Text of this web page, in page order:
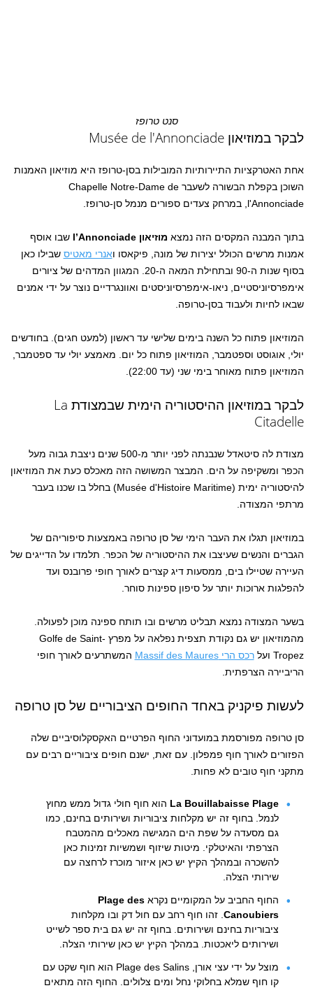
סנט טרופז
לבקר במוזיאון Musée de l'Annonciade
אחת האטרקציות התיירותיות המובילות בסן-טרופז היא מוזיאון האמנות
השוכן בקפלת הבשורה לשעבר Chapelle Notre-Dame de
l'Annonciade, במרחק צעדים ספורים מנמל סן-טרופז.
בתוך המבנה המקסים הזה נמצא מוזיאון l’Annonciade
שבו אוסף
אמנות מרשים הכולל יצירות של מונה, פיקאסו ואנרי מאטיס שבילו כאן
בסוף שנות ה-90 ובתחילת המאה ה-20. המגוון המדהים של ציורים
אימפרסיוניסטיים, ניאו-אימפרסיוניסטים ואוונגרדיים נוצר על ידי אמנים
שבאו לחיות ולעבוד בסן-טרופה.
המוזיאון פתוח כל השנה בימים שלישי עד ראשון (למעט חגים). בחודשים
יולי, אוגוסט וספטמבר, המוזיאון פתוח כל יום. מאמצע יולי עד ספטמבר,
המוזיאון פתוח מאוחר בימי שני (עד 22:00).
לבקר במוזיאון ההיסטוריה הימית שבמצודת La
Citadelle
מצודת לה סיטאדל שנבנתה לפני יותר מ-500 שנים ניצבת גבוה מעל
הכפר ומשקיפה על הים. המבצר המשושה הזה מאכלס כעת את המוזיאון
להיסטוריה ימית (Musée d'Histoire Maritime) בחלל בו שכנו בעבר
מרתפי המצודה.
במוזיאון תגלו את העבר הימי של סן טרופה באמצעות סיפוריהם של
הגברים והנשים שעיצבו את ההיסטוריה של הכפר. תלמדו על הדייגים של
העיירה שטיילו בים, ממסעות דיג קצרים לאורך חופי פרובנס ועד
להפלגות ארוכות יותר על סיפון ספינות סוחר.
בשער המצודה נמצא תבליט מרשים ובו תותח ספינה מוכן לפעולה.
מהמוזיאון יש גם נקודת תצפית נפלאה על מפרץ Golfe de Saint-
Tropez ועל
רכס הרי Massif des Maures
המשתרעים לאורך חופי
הריביירה הצרפתית.
לעשות פיקניק באחד החופים הציבוריים של סן טרופה
סן טרופה מפורסמת במועדוני החוף הפרטיים האקסקלוסיביים שלה
הפזורים לאורך חוף פמפלון. עם זאת, ישנם חופים ציבוריים רבים עם
מתקני חוף טובים לא פחות.
La Bouillabaisse Plage הוא חוף חולי גדול ממש מחוץ
לנמל. בחוף זה יש מקלחות ציבוריות ושירותים בחינם, כמו
גם מסעדה על שפת הים המגישה מאכלים מהמטבח
הצרפתי והאיטלקי. מיטות שיזוף ושמשיות זמינות כאן
להשכרה ובמהלך הקיץ יש כאן איזור מוכרז לרחצה עם
שירותי הצלה.
החוף החביב על המקומיים נקרא Plage des
Canoubiers. זהו חוף רחב עם חול דק ובו מקלחות
ציבוריות בחינם ושירותים. בחוף זה יש גם בית ספר לשייט
ושירותים ליאכטות. במהלך הקיץ יש כאן שירותי הצלה.
מוצל על ידי עצי אורן, Plage des Salins הוא חוף שקט עם
קו חוף שמלא בחלוקי נחל ומים צלולים. החוף הזה מתאים